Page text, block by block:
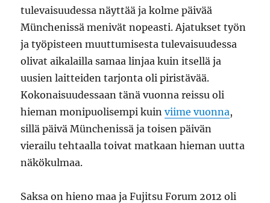
tulevaisuudessa näyttää ja kolme päivää
Münchenissä menivät nopeasti. Ajatukset työn
ja työpisteen muuttumisesta tulevaisuudessa
olivat aikalailla samaa linjaa kuin itsellä ja
uusien laitteiden tarjonta oli piristävää.
Kokonaisuudessaan tänä vuonna reissu oli
hieman monipuolisempi kuinviime vuonna,
sillä päivä Münchenissä ja toisen päivän
vierailu tehtaalla toivat matkaan hieman uutta
näkökulmaa.
Saksa on hieno maa ja Fujitsu Forum 2012 oli